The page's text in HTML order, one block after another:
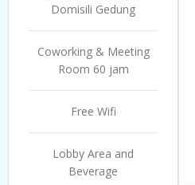
Domisili Gedung
Coworking & Meeting
Room 60 jam
Free Wifi
Lobby Area and
Beverage